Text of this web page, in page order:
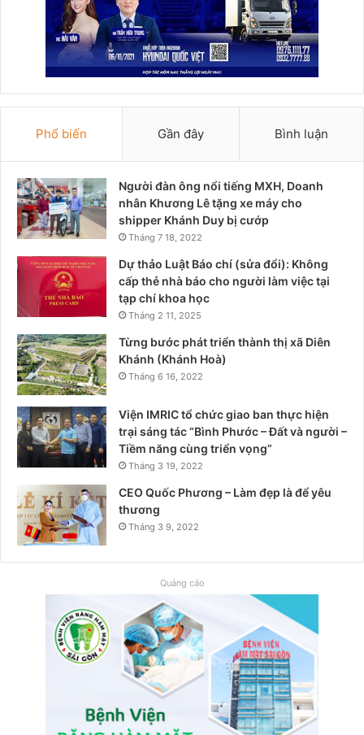
Phổ biến Gần đây Bình luận
Người đàn ông nổi tiếng MXH, Doanh
nhân Khương Lê tặng xe máy cho
shipper Khánh Duy bị cướp
Tháng 7 18, 2022
Dự thảo Luật Báo chí (sửa đổi): Không
cấp thẻ nhà báo cho người làm việc tại
tạp chí khoa học
Tháng 2 11, 2025
Từng bước phát triển thành thị xã Diên
Khánh (Khánh Hoà)
Tháng 6 16, 2022
Viện IMRIC tổ chức giao ban thực hiện
trại sáng tác “Bình Phước – Đất và người –
Tiềm năng cùng triển vọng”
Tháng 3 19, 2022
CEO Quốc Phương – Làm đẹp là để yêu
thương
Tháng 3 9, 2022
Quảng cáo